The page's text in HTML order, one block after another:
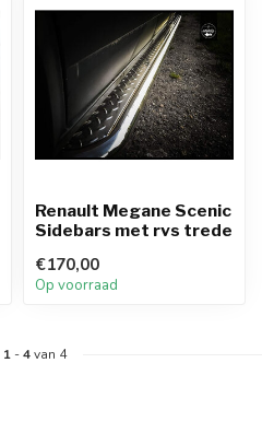
Renault Megane Scenic
Sidebars met rvs trede
€170,00
Op voorraad
1 -4van 4